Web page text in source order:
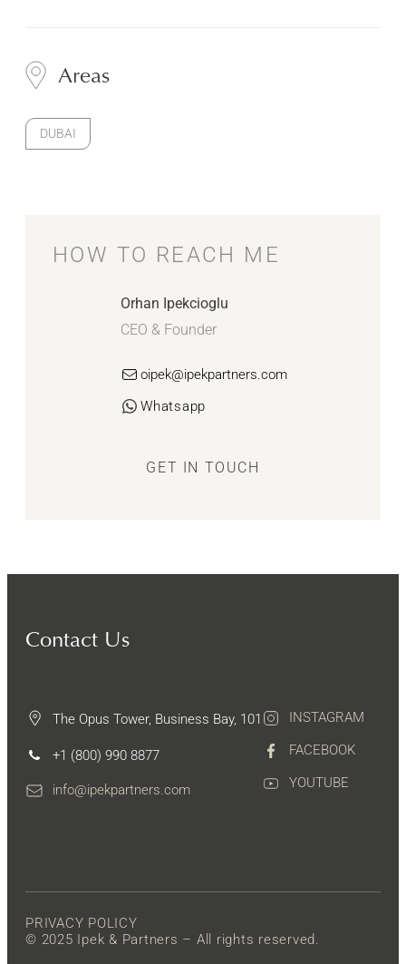
Areas
DUBAI
HOW TO REACH ME
Orhan Ipekcioglu
CEO & Founder
oipek@ipekpartners.com
Whatsapp
GET IN TOUCH
Contact Us
The Opus Tower, Business Bay, 101
+1 (800) 990 8877
info@ipekpartners.com
INSTAGRAM
FACEBOOK
YOUTUBE
PRIVACY POLICY
© 2025 Ipek & Partners – All rights reserved.